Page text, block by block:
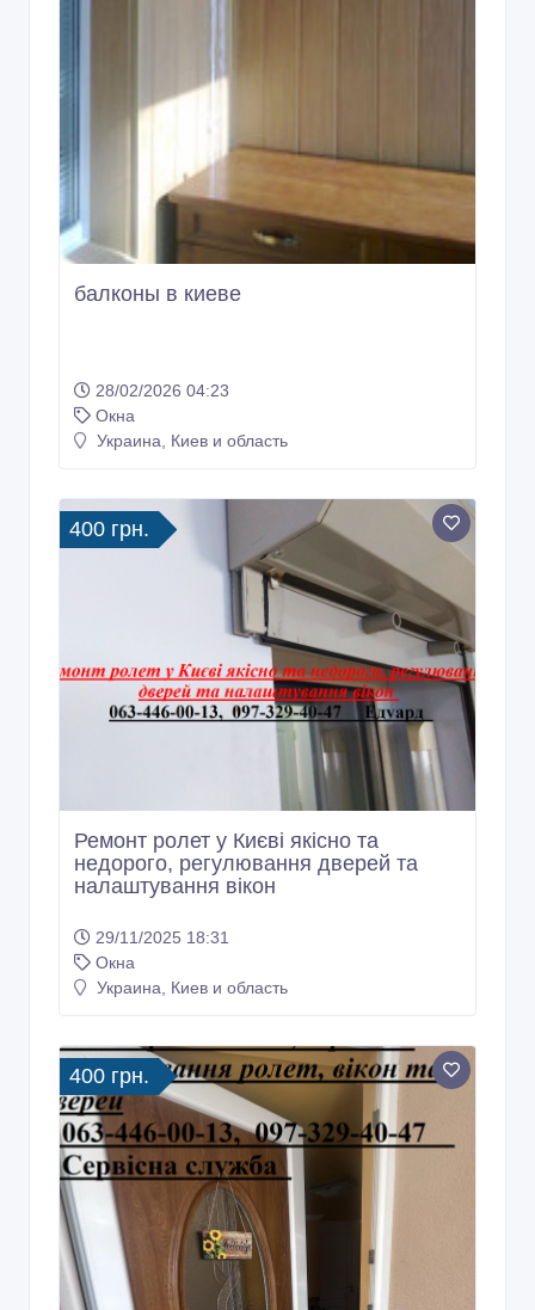
балконы в киеве
28/02/2026 04:23
Окна
Украина, Киев и область
400 грн.
Ремонт ролет у Києві якісно та
недорого, регулювання дверей та
налаштування вікон
29/11/2025 18:31
Окна
Украина, Киев и область
400 грн.